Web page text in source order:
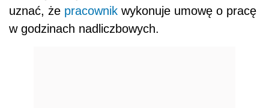
uznać, że pracownik wykonuje umowę o pracę
w godzinach nadliczbowych.